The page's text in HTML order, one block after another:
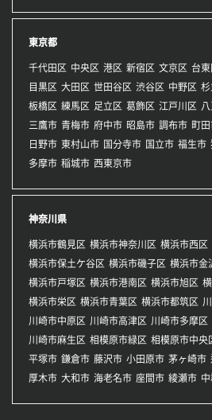
東京都
千代田区 中央区 港区 新宿区 文京区 台東
目黒区 大田区 世田谷区 渋谷区 中野区 杉
板橋区 練馬区 足立区 葛飾区 江戸川区
三鷹市 青梅市 府中市 昭島市 調布市 町
日野市 東村山市 国分寺市 国立市 福生市
多摩市 稲城市 西東京市
神奈川県
横浜市鶴見区 横浜市神奈川区 横浜市西区
横浜市保土ケ谷区 横浜市磯子区 横浜市金
横浜市戸塚区 横浜市港南区 横浜市旭区
横浜市栄区 横浜市青葉区 横浜市都筑区
川崎市中原区 川崎市高津区 川崎市多摩区
川崎市麻生区 相模原市緑区 相模原市中央
平塚市 鎌倉市 藤沢市 小田原市 茅ヶ崎市
厚木市 大和市 海老名市 座間市 綾瀬市